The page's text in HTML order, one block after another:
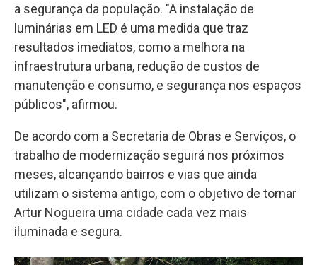
a segurança da população. "A instalação de
luminárias em LED é uma medida que traz
resultados imediatos, como a melhora na
infraestrutura urbana, redução de custos de
manutenção e consumo, e segurança nos espaços
públicos", afirmou.
De acordo com a Secretaria de Obras e Serviços, o
trabalho de modernização seguirá nos próximos
meses, alcançando bairros e vias que ainda
utilizam o sistema antigo, com o objetivo de tornar
Artur Nogueira uma cidade cada vez mais
iluminada e segura.